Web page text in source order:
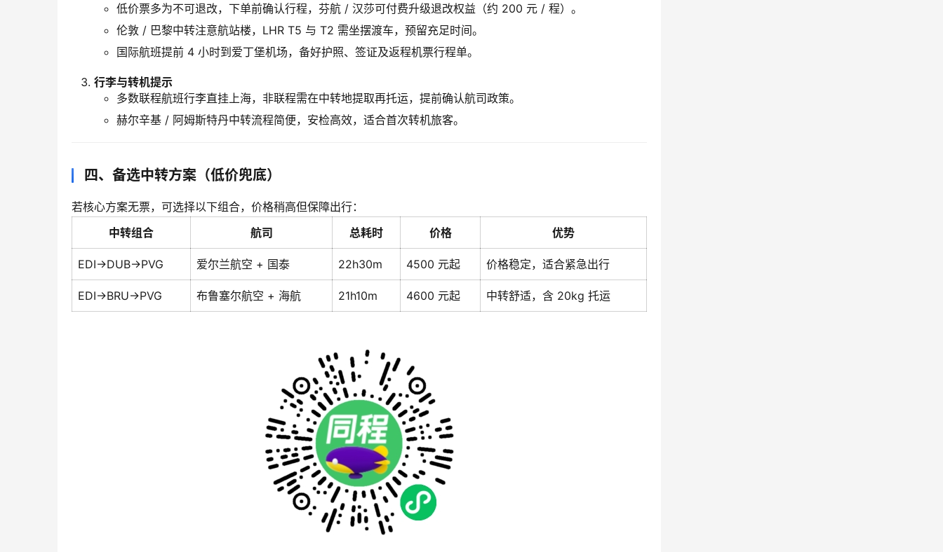
低价票多为不可退改，下单前确认行程，芬航 / 汉莎可付费升级退改权益（约 200 元 / 程）。
伦敦 / 巴黎中转注意航站楼，LHR T5 与 T2 需坐摆渡车，预留充足时间。
国际航班提前 4 小时到爱丁堡机场，备好护照、签证及返程机票行程单。
行李与转机提示
多数联程航班行李直挂上海，非联程需在中转地提取再托运，提前确认航司政策。
赫尔辛基 / 阿姆斯特丹中转流程简便，安检高效，适合首次转机旅客。
四、备选中转方案（低价兜底）
若核心方案无票，可选择以下组合，价格稍高但保障出行：
中转组合
航司 总耗时 价格 优势
EDI→DUB→PVG 爱尔兰航空 + 国泰 22h30m 4500 元起 价格稳定，适合紧急出行
EDI→BRU→PVG 布鲁塞尔航空 + 海航 21h10m 4600 元起 中转舒适，含 20kg 托运